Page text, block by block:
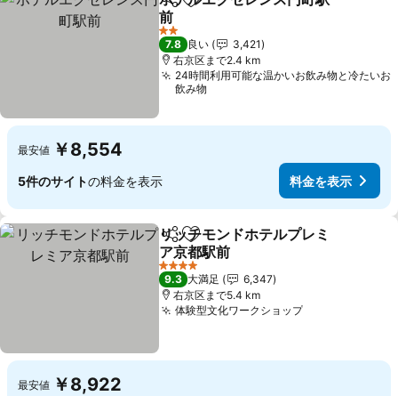
シェアお気に入りに追加
前
料金を表示
2 ホテルのランク
7.8 良い
3,421
右京区まで2.4 km
24時間利用可能な温かいお飲み物と冷たいお
飲み物
最安値 ￥8,554
5件のサイトの料金を表示 料金を表示
シェアお気に入りに追加
リッチモンドホテルプレミ
ア京都駅前
料金を表示
4 ホテルのランク
9.3 大満足
6,347
右京区まで5.4 km
体験型文化ワークショップ料金を表示
最安値 ￥8,922